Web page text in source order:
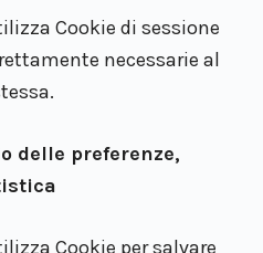
Cookie di sessione
necessarie al
delle preferenze,
Cookie per salvare